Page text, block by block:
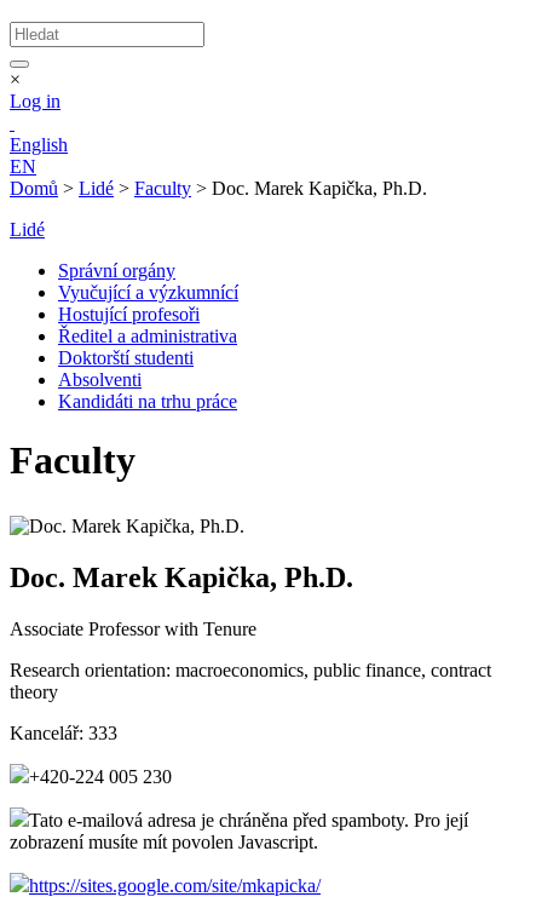
×
Log in
English
EN
Domů > Lidé > Faculty > Doc. Marek Kapička, Ph.D.
Lidé
Správní orgány
Vyučující a výzkumnící
Hostující profesoři
Ředitel a administrativa
Doktorští studenti
Absolventi
Kandidáti na trhu práce
Faculty
Doc. Marek Kapička, Ph.D.
Associate Professor with Tenure
Research orientation: macroeconomics, public finance, contract
theory
Kancelář: 333
+420-224 005 230
Tato e-mailová adresa je chráněna před spamboty. Pro její
zobrazení musíte mít povolen Javascript.
https://sites.google.com/site/mkapicka/